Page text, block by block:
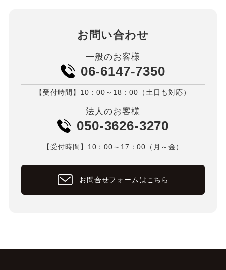
お問い合わせ
一般のお客様
06-6147-7350
【受付時間】10：00～18：00（土日も対応）
法人のお客様
050-3626-3270
【受付時間】10：00～17：00（月～金）
お問合せフォームはこちら